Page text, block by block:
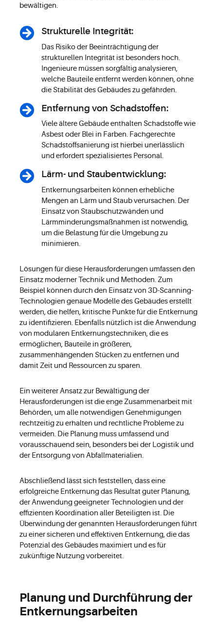
bewältigen.
Strukturelle Integrität:
Das Risiko der Beeinträchtigung der
strukturellen Integrität ist besonders hoch.
Ingenieure müssen sorgfältig analysieren,
welche Bauteile entfernt werden können, ohne
die Stabilität des Gebäudes zu gefährden.
Entfernung von Schadstoffen:
Viele ältere Gebäude enthalten Schadstoffe wie
Asbest oder Blei in Farben. Fachgerechte
Schadstoffsanierung ist hierbei unerlässlich
und erfordert spezialisiertes Personal.
Lärm- und Staubentwicklung:
Entkernungsarbeiten können erhebliche
Mengen an Lärm und Staub verursachen. Der
Einsatz von Staubschutzwänden und
Lärmminderungsmaßnahmen ist notwendig,
um die Belastung für die Umgebung zu
minimieren.
Lösungen für diese Herausforderungen umfassen den
Einsatz moderner Technik und Methoden. Zum
Beispiel können durch den Einsatz von 3D-Scanning-
Technologien genaue Modelle des Gebäudes erstellt
werden, die helfen, kritische Punkte für die Entkernung
zu identifizieren. Ebenfalls nützlich ist die Anwendung
von modularen Entkernungstechniken, die es
ermöglichen, Bauteile in größeren,
zusammenhängenden Stücken zu entfernen und
damit Zeit und Ressourcen zu sparen.
Ein weiterer Ansatz zur Bewältigung der
Herausforderungen ist die enge Zusammenarbeit mit
Behörden, um alle notwendigen Genehmigungen
rechtzeitig zu erhalten und rechtliche Probleme zu
vermeiden. Die Planung muss umfassend und
vorausschauend sein, besonders bei der Logistik und
der Entsorgung von Abfallmaterialien.
Abschließend lässt sich feststellen, dass eine
erfolgreiche Entkernung das Resultat guter Planung,
der Anwendung geeigneter Technologien und der
effizienten Koordination aller Beteiligten ist. Die
Überwindung der genannten Herausforderungen führt
zu einer sicheren und effektiven Entkernung, die das
Potenzial des Gebäudes maximiert und es für
zukünftige Nutzung vorbereitet.
Planung und Durchführung der
Entkernungsarbeiten